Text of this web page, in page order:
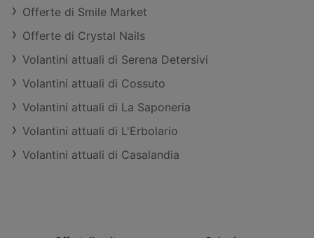
Offerte di Smile Market
Offerte di Crystal Nails
Volantini attuali di Serena Detersivi
Volantini attuali di Cossuto
Volantini attuali di La Saponeria
Volantini attuali di L'Erbolario
Volantini attuali di Casalandia